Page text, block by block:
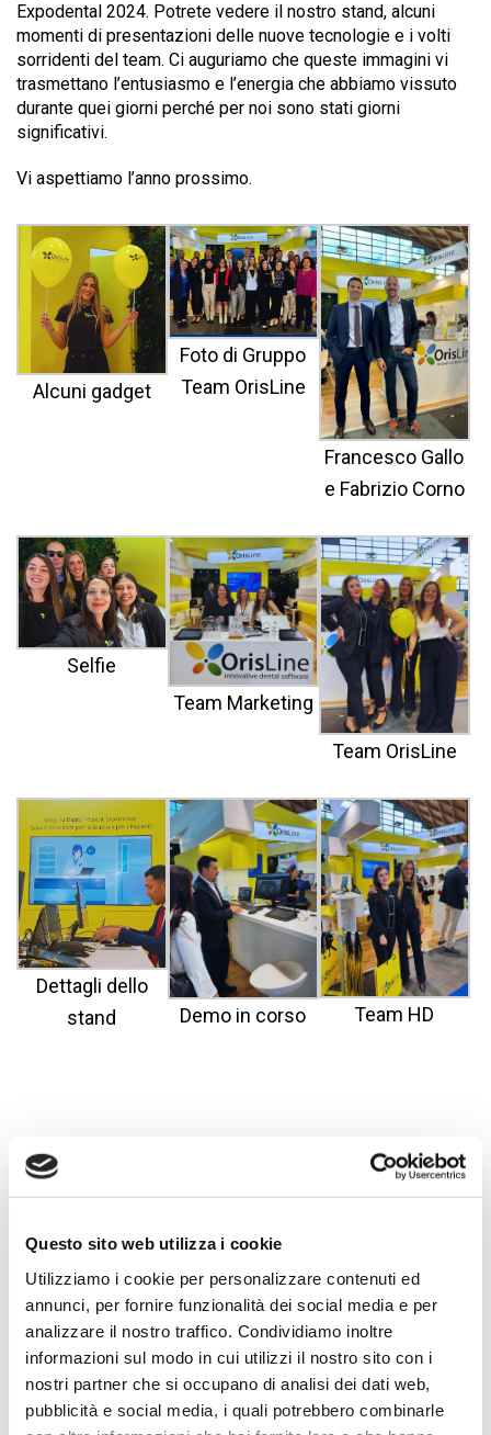
Questo sito web utilizza i cookie
Utilizziamo i cookie per personalizzare contenuti ed
annunci, per fornire funzionalità dei social media e per
analizzare il nostro traffico. Condividiamo inoltre
informazioni sul modo in cui utilizzi il nostro sito con i
nostri partner che si occupano di analisi dei dati web,
pubblicità e social media, i quali potrebbero combinarle
Expodental 2024. Potrete vedere il nostro stand, alcuni
momenti di presentazioni delle nuove tecnologie e i volti
sorridenti del team. Ci auguriamo che queste immagini vi
trasmettano l’entusiasmo e l’energia che abbiamo vissuto
durante quei giorni perché per noi sono stati giorni
significativi.
Vi aspettiamo l’anno prossimo.
Alcuni gadget
Foto di Gruppo
Team OrisLine
Francesco Gallo
e Fabrizio Corno
Selfie
Team Marketing
Team OrisLine
Dettagli dello
stand
Demo in corso Team HD
EmailFacebook
TwitterLinkedInWhatsApp
CONDIVIDI